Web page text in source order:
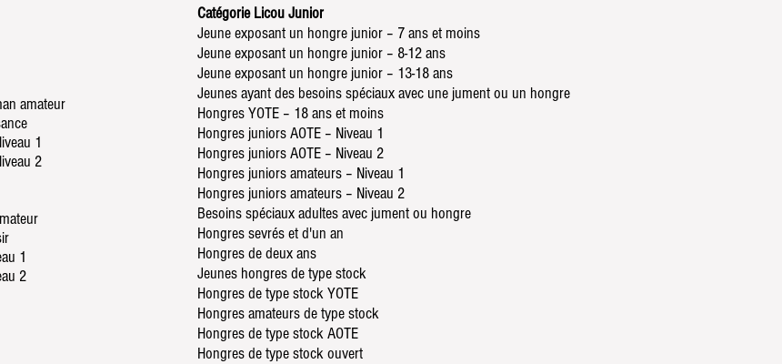
amateur
1
2
1
2
Catégorie Licou Junior
Jeune exposant un hongre junior – 7 ans et moins
Jeune exposant un hongre junior – 8-12 ans
Jeune exposant un hongre junior – 13-18 ans
Jeunes ayant des besoins spéciaux avec une jument ou un hongre
Hongres YOTE – 18 ans et moins
Hongres juniors AOTE – Niveau 1
Hongres juniors AOTE – Niveau 2
Hongres juniors amateurs – Niveau 1
Hongres juniors amateurs – Niveau 2
Besoins spéciaux adultes avec jument ou hongre
Hongres sevrés et d'un an
Hongres de deux ans
Jeunes hongres de type stock
Hongres de type stock YOTE
Hongres amateurs de type stock
Hongres de type stock AOTE
Hongres de type stock ouvert